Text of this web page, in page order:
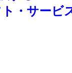
・サービ